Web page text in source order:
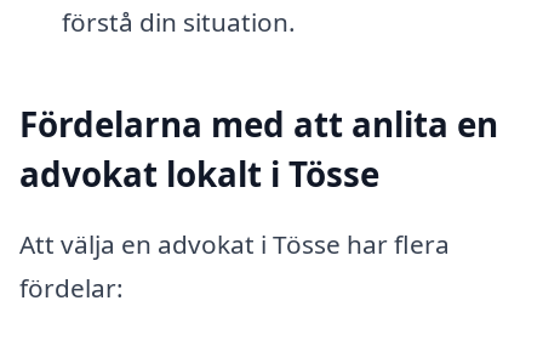
förstå din situation.
Fördelarna med att anlita en
advokat lokalt i Tösse
Att välja en advokat i Tösse har flera
fördelar: